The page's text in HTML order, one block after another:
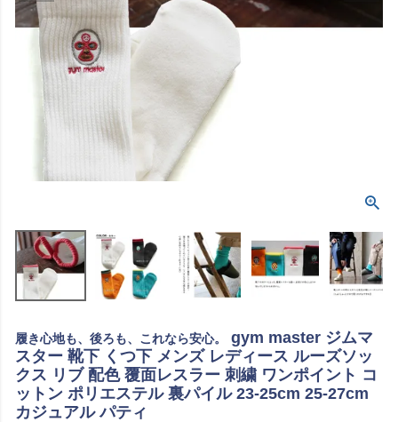
履き心地も、後ろも、これなら安心。
gym master ジムマ
スター 靴下 くつ下 メンズ レディース ルーズソッ
クス リブ 配色 覆面レスラー 刺繍 ワンポイント コ
ットン ポリエステル 裏パイル 23-25cm 25-27cm
カジュアル パティ